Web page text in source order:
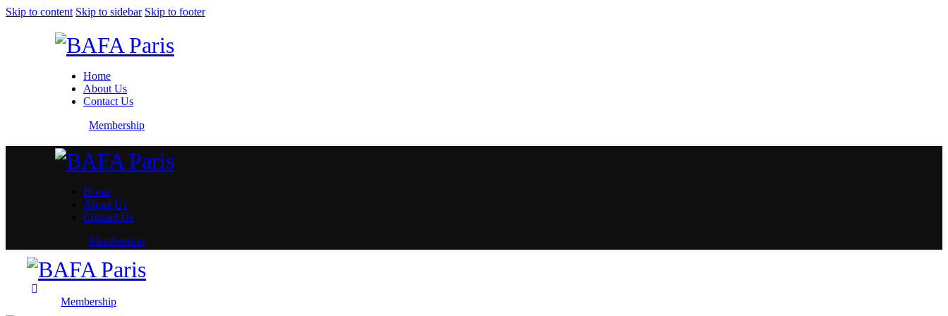
Skip to content Skip to sidebar Skip to footer
Home
About Us
Contact Us
Membership
Home
About Us
Contact Us
Membership
Membership